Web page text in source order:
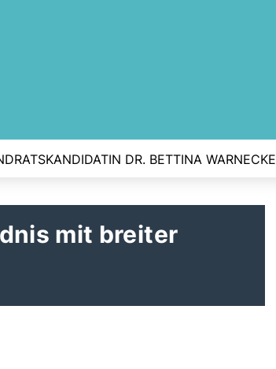
DR. BETTINA WARNECKE
mit breiter